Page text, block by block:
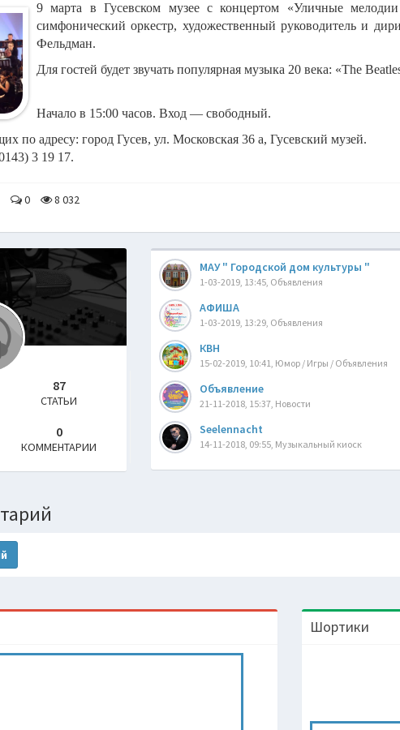
9 марта в Гусевском музее с концертом «Уличные
симфонический оркестр, художественный руководитель и
Фельдман.
Для гостей будет звучать популярная музыка 20 века: «The
Начало в 15:00 часов. Вход — свободный.
по адресу: город Гусев, ул. Московская 36 а, Гусевский музей.
3 19 17.
0 8 032
87
СТАТЬИ
0
КОММЕНТАРИИ
МАУ " Городской дом культуры "
1-03-2019, 13:45, Объявления
АФИША
1-03-2019, 13:29, Объявления
КВН
15-02-2019, 10:41, Юмор / Игры / Объявления
Объявление
21-11-2018, 15:37, Новости
Seelennacht
14-11-2018, 09:55, Музыкальный киоск
Шортики